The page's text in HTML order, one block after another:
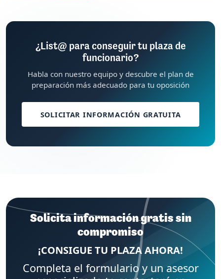
¿List@ para conseguir tu plaza de
funcionario?
Habla con nuestro equipo y descubre el plan de
preparación más adecuado para tu oposición
SOLICITAR INFORMACIÓN GRATUITA
Solicita información gratis sin
compromiso
¡CONSIGUE TU PLAZA AHORA!
Completa el formulario y un asesor